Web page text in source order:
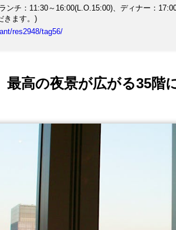
ンチ：11:30～16:00(L.O.15:00)、ディナー：
きます。)
res2948/tag56/
最高の夜景が広がる35階